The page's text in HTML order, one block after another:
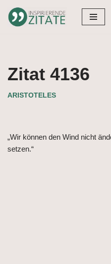
Zum
Zitat 4136
ARISTOTELES
„Wir können den Wind nicht
setzen.“